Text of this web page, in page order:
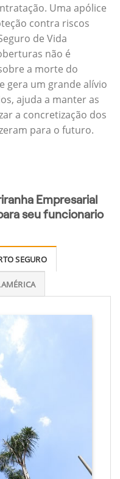
Uma apólice
contra riscos
de Vida
não é
a morte do
gera um grande alívio
ajuda a manter as
a concretização dos
para o futuro.
Empresarial
seu funcionario
SEGURO